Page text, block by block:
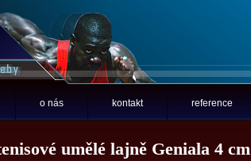
o nás kontakt reference
umělé lajně Geniala 4 cm